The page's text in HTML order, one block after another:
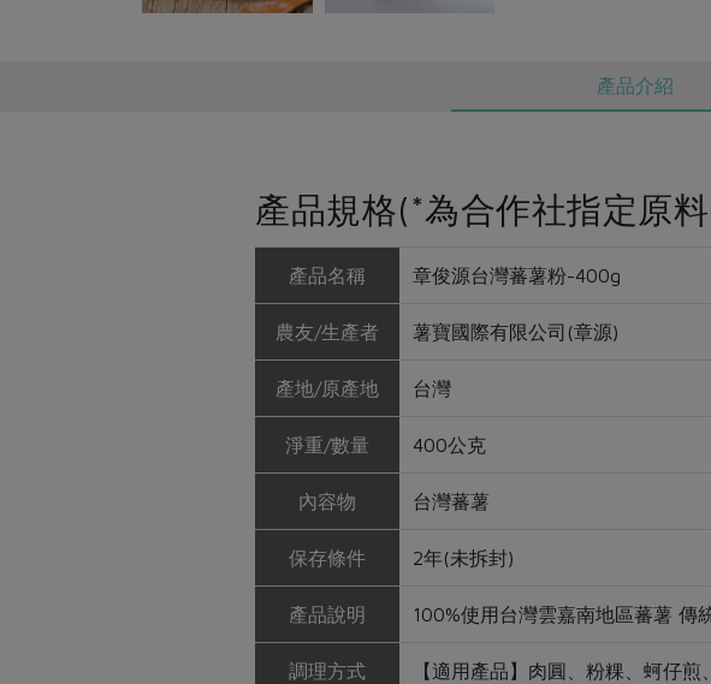
產品介紹
產品規格(*為合作社指定原
產品名稱 章俊源台灣蕃薯粉-400g
農友/生產者 薯寶國際有限公司(章源)
產地/原產地 台灣
淨重/數量 400公克
內容物 台灣蕃薯
保存條件 2年(未拆封)
產品說明 100%使用台灣雲嘉南地區蕃薯 傳
調理方式
【適用產品】肉圓、粉粿、蚵仔